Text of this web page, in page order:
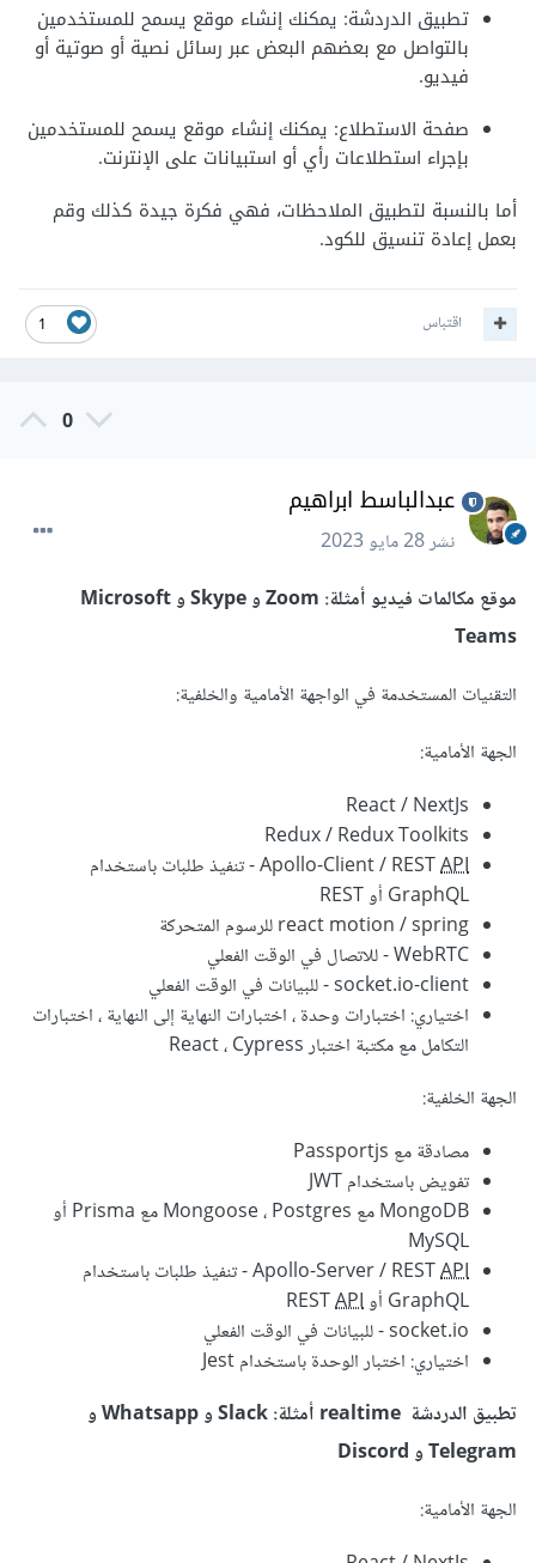
تطبيق الدردشة: يمكنك إنشاء موقع يسمح للمستخدمين
بالتواصل مع بعضهم البعض عبر رسائل نصية أو صوتية أو
فيديو.
صفحة الاستطلاع: يمكنك إنشاء موقع يسمح للمستخدمين
بإجراء استطلاعات رأي أو استبيانات على الإنترنت.
أما بالنسبة لتطبيق الملاحظات، فهي فكرة جيدة كذلك وقم
بعمل إعادة تنسيق للكود.
1 اقتباس
0
عبدالباسط ابراهيم
نشر28 مايو 2023
موقع مكالمات فيديو أمثلة: Zoom و Skype و Microsoft
Teams
التقنيات المستخدمة في الواجهة الأمامية والخلفية:
الجهة الأمامية:
React / NextJs
Redux / Redux Toolkits
Apollo-Client / RESTAPI
- تنفيذ طلبات باستخدام
GraphQL أو REST
react motion / spring للرسوم المتحركة
WebRTC - للاتصال في الوقت الفعلي
socket.io-client - للبيانات في الوقت الفعلي
اختياري: اختبارات وحدة ، اختبارات النهاية إلى النهاية ، اختبارات
التكامل مع مكتبة اختبار React ، Cypress
الجهة الخلفية:
مصادقة مع Passportjs
تفويض باستخدام JWT
MongoDB مع Mongoose ، Postgres مع Prisma أو
MySQL
Apollo-Server / RESTAPI
- تنفيذ طلبات باستخدام
GraphQL أو REST
API
socket.io - للبيانات في الوقت الفعلي
اختياري: اختبار الوحدة باستخدام Jest
تطبيق الدردشة realtime أمثلة: Slack و Whatsapp و
Telegram و Discord
الجهة الأمامية: